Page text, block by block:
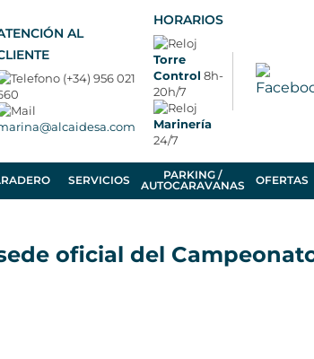
AL
(+34) 956 021
HORARIOS
Torre
Control 8h-
20h/7
Marinería
24/7
SERVICIOS
PARKING /
AUTOCARAVANAS
OFERTAS
oficial del